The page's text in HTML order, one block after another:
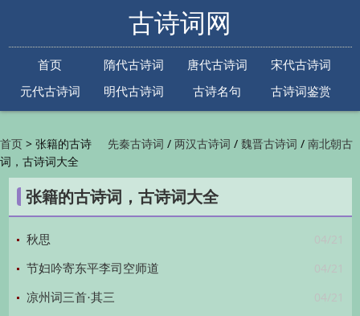
古诗词网
首页 隋代古诗词 唐代古诗词
宋代古诗词
元代古诗词
明代古诗词 古诗名句
古诗词鉴赏
先秦古诗词 /两汉古诗词 /魏晋古诗词 /南北朝古
代古诗词/金朝古诗词/元代古诗词/明代古诗词
/清代古诗词/近现代古诗词
鉴赏/古诗下一句/古诗上一句/
首页 > 张籍的古诗
词，古诗词大全
张籍的古诗词，古诗词大全
04/21
秋思
04/21
节妇吟寄东平李司空师道
04/21
凉州词三首·其三